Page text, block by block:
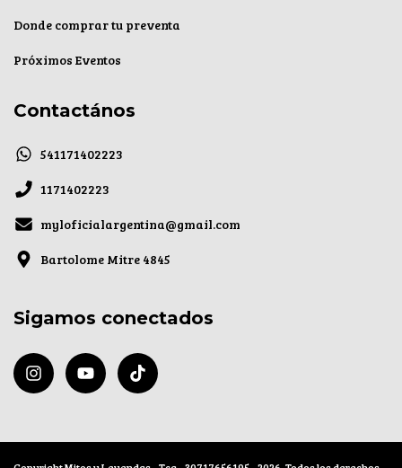
Donde comprar tu preventa
Próximos Eventos
Contactános
541171402223
1171402223
myloficialargentina@gmail.com
Bartolome Mitre 4845
Sigamos conectados